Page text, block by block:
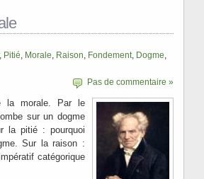
, Pitié, Morale, Raison, Fondement, Dogme,
Pas de commentaire »
la morale. Par le
sur un dogme
la pitié : pourquoi
Sur la raison :
catégorique